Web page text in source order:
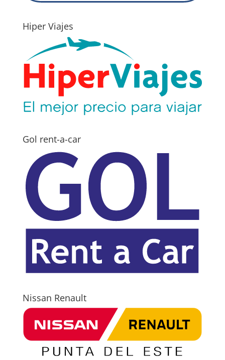
Hiper Viajes
Gol rent-a-car
Nissan Renault